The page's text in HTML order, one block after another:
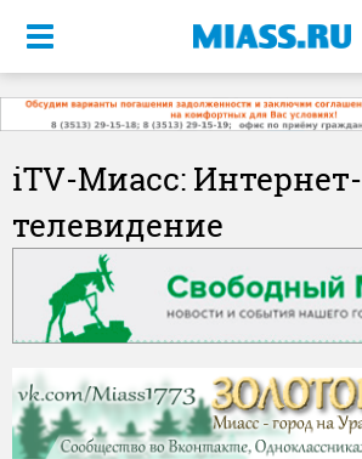
Меню
iTV-Миасс: Интернет-
телевидение